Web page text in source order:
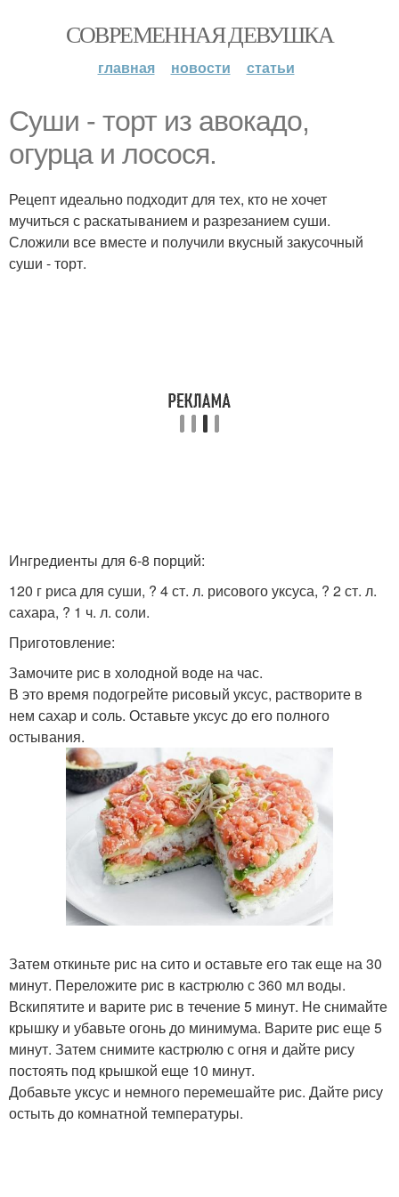
СОВРЕМЕННАЯ ДЕВУШКА
главная новости статьи
Суши - торт из авокадо,
огурца и лосося.
Рецепт идеально подходит для тех, кто не хочет
мучиться с раскатыванием и разрезанием суши.
Сложили все вместе и получили вкусный закусочный
суши - торт.
Ингредиенты для 6-8 порций:
120 г риса для суши, ? 4 ст. л. рисового уксуса, ? 2 ст. л.
сахара, ? 1 ч. л. соли.
Приготовление:
Замочите рис в холодной воде на час.
В это время подогрейте рисовый уксус, растворите в
нем сахар и соль. Оставьте уксус до его полного
остывания.
Затем откиньте рис на сито и оставьте его так еще на 30
минут. Переложите рис в кастрюлю с 360 мл воды.
Вскипятите и варите рис в течение 5 минут. Не снимайте
крышку и убавьте огонь до минимума. Варите рис еще 5
минут. Затем снимите кастрюлю с огня и дайте рису
постоять под крышкой еще 10 минут.
Добавьте уксус и немного перемешайте рис. Дайте рису
остыть до комнатной температуры.